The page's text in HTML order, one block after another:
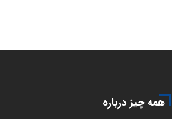
همه چیز درباره